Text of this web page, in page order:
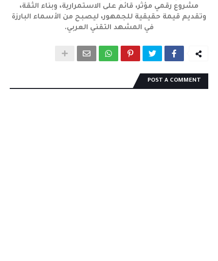
مشروع رقمي مؤثر، قائم على الاستمرارية، وبناء الثقة،
وتقديم قيمة حقيقية للجمهور، ليصبح من الأسماء البارزة
في المشهد التقني العربي.
POST A COMMENT